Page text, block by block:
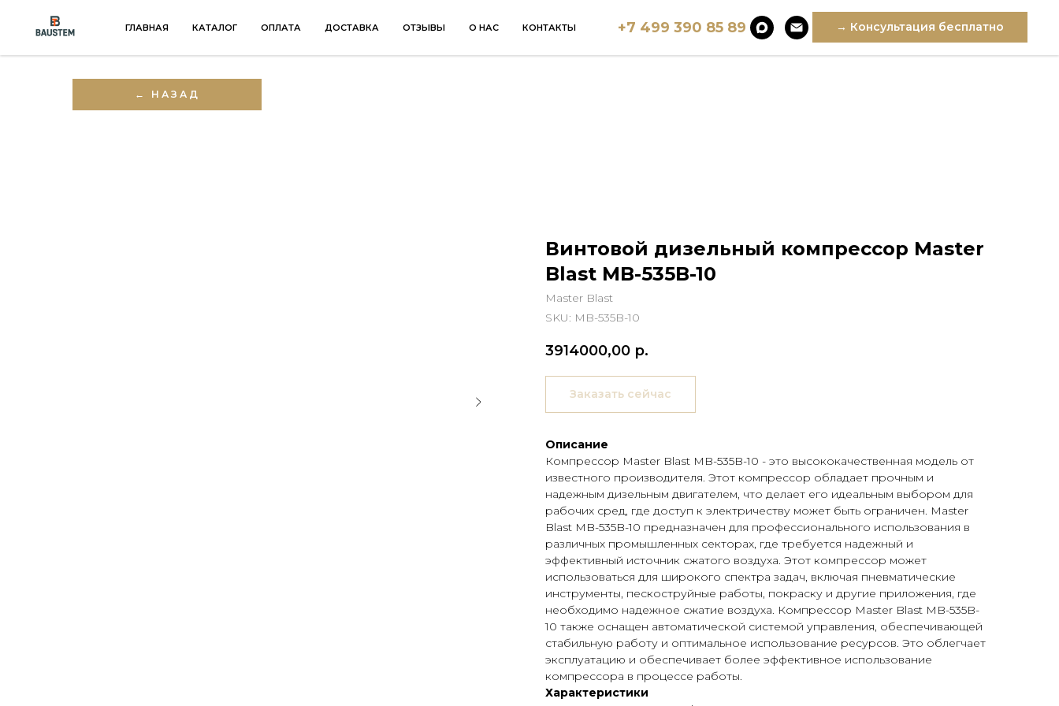
ГЛАВНАЯ КАТАЛОГ ОПЛАТА ДОСТАВКА ОТЗЫВЫ О НАС КОНТАКТЫ +7 499 390 85 89 → Консультация бесплатно
← НАЗАД
Винтовой дизельный компрессор Master
Blast MB-535B-10
Master Blast
SKU: MB-535B-10
3914000,00 р.
Заказать сейчас
Описание
Компрессор Master Blast MB-535B-10 - это высококачественная модель от
известного производителя. Этот компрессор обладает прочным и
надежным дизельным двигателем, что делает его идеальным выбором для
рабочих сред, где доступ к электричеству может быть ограничен. Master
Blast MB-535B-10 предназначен для профессионального использования в
различных промышленных секторах, где требуется надежный и
эффективный источник сжатого воздуха. Этот компрессор может
использоваться для широкого спектра задач, включая пневматические
инструменты, пескоструйные работы, покраску и другие приложения, где
необходимо надежное сжатие воздуха. Компрессор Master Blast MB-535B-
10 также оснащен автоматической системой управления, обеспечивающей
стабильную работу и оптимальное использование ресурсов. Это облегчает
эксплуатацию и обеспечивает более эффективное использование
компрессора в процессе работы.
Характеристики